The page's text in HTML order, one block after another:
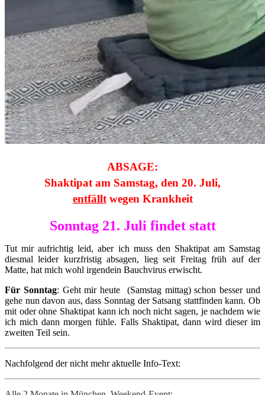
ABSAGE:
Shaktipat am Samstag, den 20. Juli,
entfälltwegen Krankheit
Sonntag 21. Juli findet statt
Tut mir aufrichtig leid, aber ich muss den Shaktipat am Samstag
diesmal leider kurzfristig absagen, lieg seit Freitag früh auf der
Matte, hat mich wohl irgendein Bauchvirus erwischt.
Für Sonntag: Geht mir heute (Samstag mittag) schon besser und
gehe nun davon aus, dass Sonntag der Satsang stattfinden kann. Ob
mit oder ohne Shaktipat kann ich noch nicht sagen, je nachdem wie
ich mich dann morgen fühle. Falls Shaktipat, dann wird dieser im
zweiten Teil sein.
Nachfolgend der nicht mehr aktuelle Info-Text: